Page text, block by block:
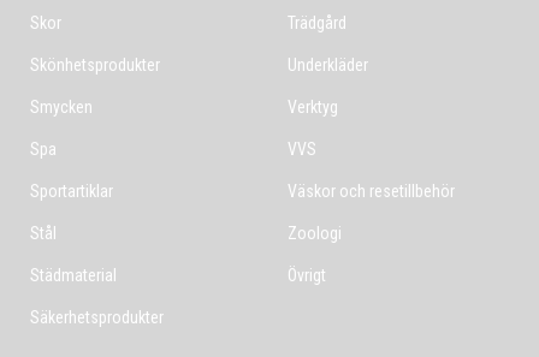
Skor
Skönhetsprodukter
Smycken
Spa
Sportartiklar
Stål
Städmaterial
Säkerhetsprodukter
Trädgård
Underkläder
Verktyg
VVS
Väskor och resetillbehör
Zoologi
Övrigt